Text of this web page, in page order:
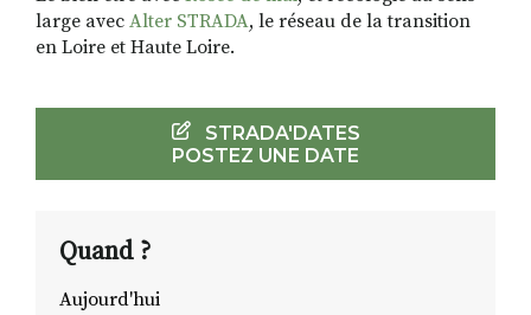
large avec Alter STRADA, le réseau de la transition
en Loire et Haute Loire.
STRADA'DATES
POSTEZ UNE DATE
Quand ?
Aujourd'hui